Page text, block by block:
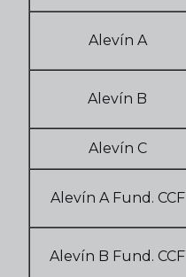
Alevín A
Alevín B
Alevín C
Alevín A Fund. CCF
Alevín B Fund. CCF